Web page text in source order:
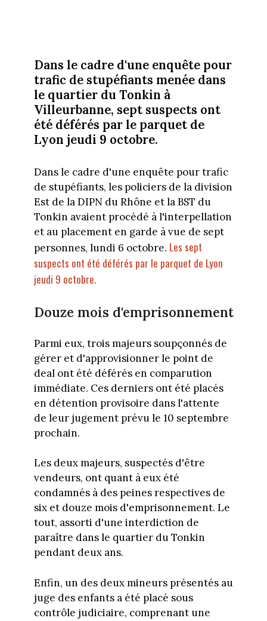
Dans le cadre d'une enquête pour
trafic de stupéfiants menée dans
le quartier du Tonkin à
Villeurbanne, sept suspects ont
été déférés par le parquet de
Lyon jeudi 9 octobre.
Dans le cadre d'une enquête pour trafic
de stupéfiants, les policiers de la division
Est de la DIPN du Rhône et la BST du
Tonkin avaient procédé à l'interpellation
et au placement en garde à vue de sept
personnes, lundi 6 octobre. Les sept
suspects ont été déférés par le parquet de Lyon
jeudi 9 octobre.
Douze mois d'emprisonnement
Parmi eux, trois majeurs soupçonnés de
gérer et d'approvisionner le point de
deal ont été déférés en comparution
immédiate. Ces derniers ont été placés
en détention provisoire dans l'attente
de leur jugement prévu le 10 septembre
prochain.
Les deux majeurs, suspectés d'être
vendeurs, ont quant à eux été
condamnés à des peines respectives de
six et douze mois d'emprisonnement. Le
tout, assorti d'une interdiction de
paraître dans le quartier du Tonkin
pendant deux ans.
Enfin, un des deux mineurs présentés au
juge des enfants a été placé sous
contrôle judiciaire, comprenant une